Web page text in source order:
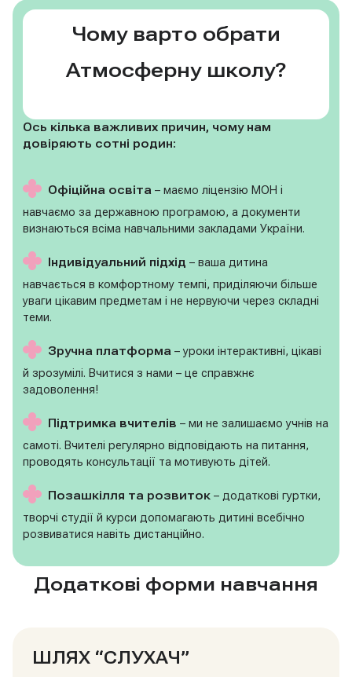
Чому варто обрати
Атмосферну школу?
Ось кілька важливих причин, чому нам
довіряють сотні родин:
Офіційна освіта – маємо ліцензію МОН і
навчаємо за державною програмою, а документи
визнаються всіма навчальними закладами України.
Індивідуальний підхід – ваша дитина
навчається в комфортному темпі, приділяючи більше
уваги цікавим предметам і не нервуючи через складні
теми.
Зручна платформа – уроки інтерактивні, цікаві
й зрозумілі. Вчитися з нами – це справжнє
задоволення!
Підтримка вчителів – ми не залишаємо учнів на
самоті. Вчителі регулярно відповідають на питання,
проводять консультації та мотивують дітей.
Позашкілля та розвиток – додаткові гуртки,
творчі студії й курси допомагають дитині всебічно
розвиватися навіть дистанційно.
Додаткові форми навчання
ШЛЯХ “СЛУХАЧ”